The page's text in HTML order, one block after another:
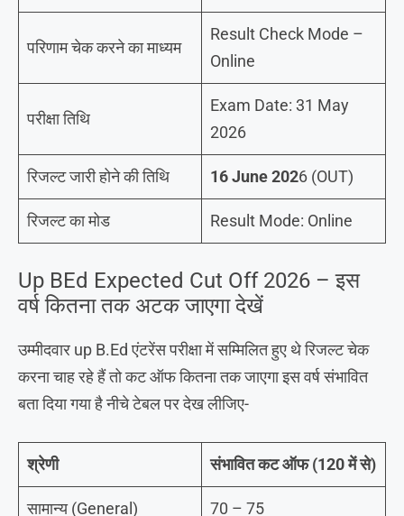
परिणाम चेक करने का माध्यम
Result Check Mode –
Online
परीक्षा तिथि
Exam Date: 31 May
2026
रिजल्ट जारी होने की तिथि 16 June 2026 (OUT)
रिजल्ट का मोड Result Mode: Online
Up BEd Expected Cut Off 2026 – इस
वर्ष कितना तक अटक जाएगा देखें
उम्मीदवार up B.Ed एंटरेंस परीक्षा में सम्मिलित हुए थे रिजल्ट चेक
करना चाह रहे हैं तो कट ऑफ कितना तक जाएगा इस वर्ष संभावित
बता दिया गया है नीचे टेबल पर देख लीजिए-
श्रेणी संभावित कट ऑफ (120 में से)
सामान्य (General) 70 – 75